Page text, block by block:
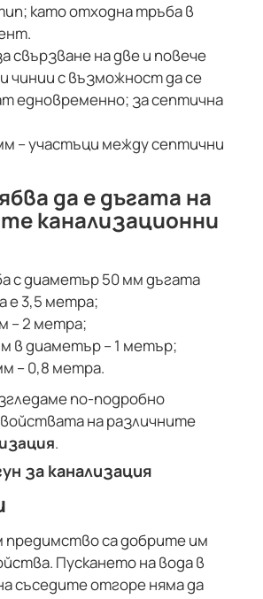
като отходна тръба в
свързване на две и повече
чинии с възможност да се
едновременно; за септична
– участъци между септични
да е дъгата на
канализационни
с диаметър 50 мм дъгата
е 3,5 метра;
– 2 метра;
в диаметър – 1 метър;
– 0,8 метра.
по-подробно
на различните
.
за канализация
са добрите им
Пускането на вода в
съседите отгоре няма да